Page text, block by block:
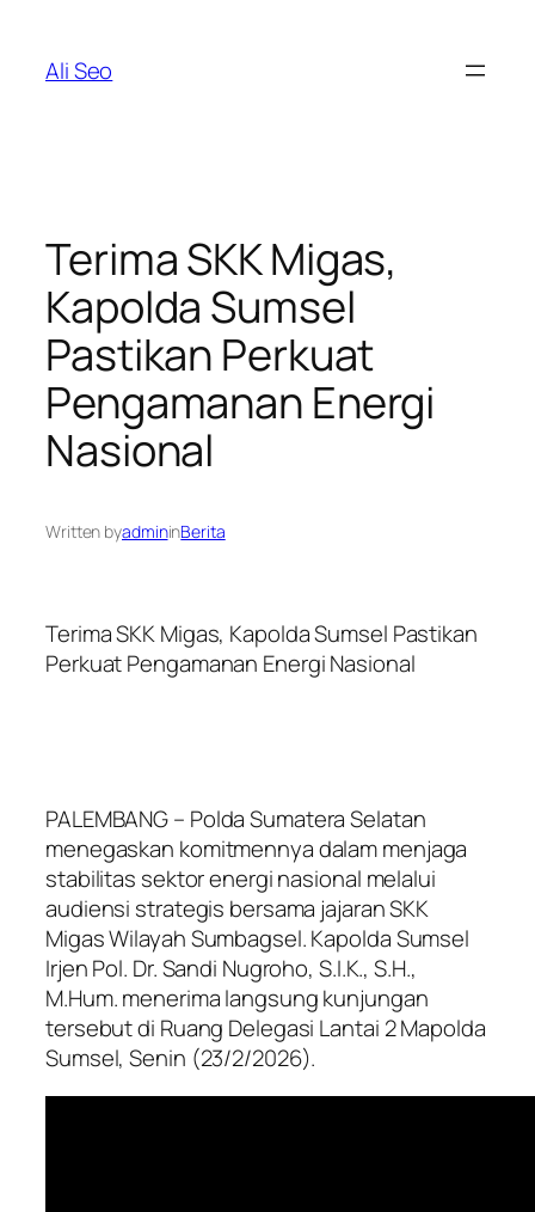
content
Ali Seo
Terima SKK Migas,
Kapolda Sumsel
Pastikan Perkuat
Pengamanan Energi
Nasional
Written byadmininBerita
Terima SKK Migas, Kapolda Sumsel Pastikan
Perkuat Pengamanan Energi Nasional
PALEMBANG – Polda Sumatera Selatan
menegaskan komitmennya dalam menjaga
stabilitas sektor energi nasional melalui
audiensi strategis bersama jajaran SKK
Migas Wilayah Sumbagsel. Kapolda Sumsel
Irjen Pol. Dr. Sandi Nugroho, S.I.K., S.H.,
M.Hum. menerima langsung kunjungan
tersebut di Ruang Delegasi Lantai 2 Mapolda
Sumsel, Senin (23/2/2026).